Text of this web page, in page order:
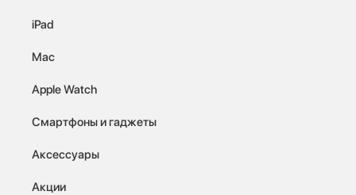
iPad
Mac
Apple Watch
Смартфоны и гаджеты
Аксессуары
Акции